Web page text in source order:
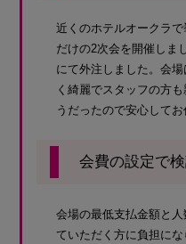
近くのホテルオークラ
だけの2次会を開催しま
にて外注しました。会
く綺麗でスタッフの方
うだったので安心してお
会費の設定で
会場の最低支払金額と
ていただく方に負担に